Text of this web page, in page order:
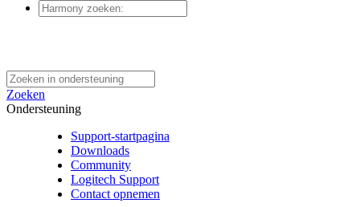
Zoeken
Ondersteuning
Support-startpagina
Downloads
Community
Logitech Support
Contact opnemen